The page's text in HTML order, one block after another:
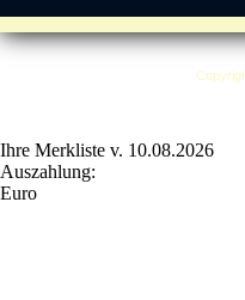
Ihre Merkliste v. 10.08.2026
Auszahlung:
Euro